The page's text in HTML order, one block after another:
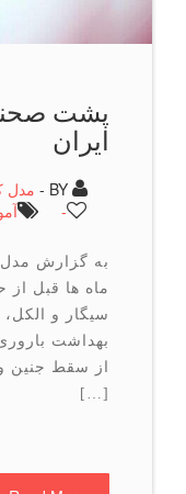
پشت صحنه
مدل کودک
آموزش,
به گزارش مدل کودک،
ماه ها قبل از
سیگار و الکل،
بهداشت باروری،
از سقط جنین و